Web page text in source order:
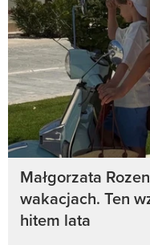
Małgorzata
wakacjach. Ten
hitem lata